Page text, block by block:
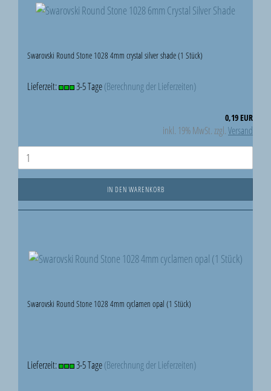
Swarovski Round Stone 1028 4mm crystal silver shade (1 Stück)
Lieferzeit: 3-5 Tage(Berechnung der Lieferzeiten)
0,19 EUR
inkl. 19% MwSt. zzgl.Versand
IN DEN WARENKORB
Swarovski Round Stone 1028 4mm cyclamen opal (1 Stück)
Lieferzeit: 3-5 Tage(Berechnung der Lieferzeiten)